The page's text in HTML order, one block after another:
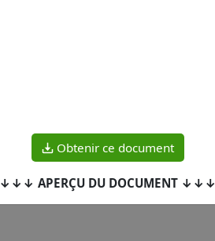
Obtenir ce document
↓↓↓ APERÇU DU DOCUMENT ↓↓↓